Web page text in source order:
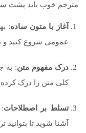
مترجم خوب باید پشت
آغاز با متون ساده:
عمومی شروع کنید و
درک مفهوم متن: به
کلی متن را درک کرده
تسلط بر اصطلاحات:
آشنا شوید تا